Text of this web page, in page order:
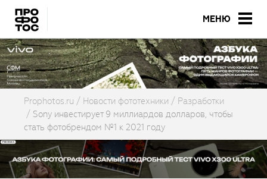
МЕНЮ
Prophotos.ru Новости фототехники
Разработки
Sony инвестирует 9 миллиардов долларов, чтобы
стать фотобрендом №1 к 2021 году